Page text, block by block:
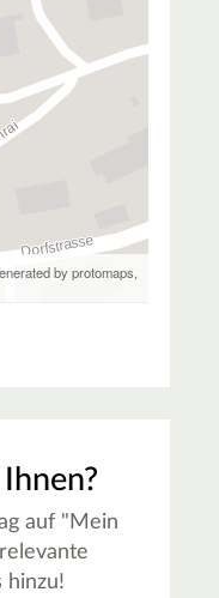
by protomaps,
auf "Mein
hinzu!